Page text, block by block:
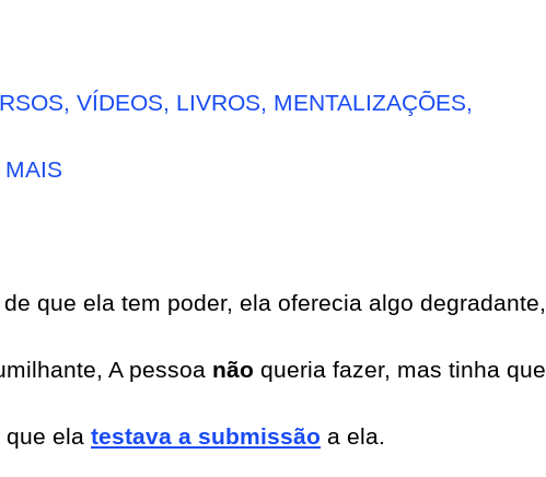
VÍDEOS, LIVROS, MENTALIZAÇÕES,
que ela tem poder, ela oferecia algo degradante,
A pessoa não queria fazer, mas tinha que
que ela testava a submissão a ela.